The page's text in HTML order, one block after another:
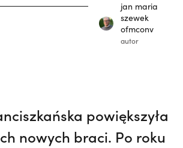
Kijas,Otwierał misję w
na pogrzeb braci. |
jan maria
szewek
ofmconv
autor
powiększyła
nowych braci. Po roku